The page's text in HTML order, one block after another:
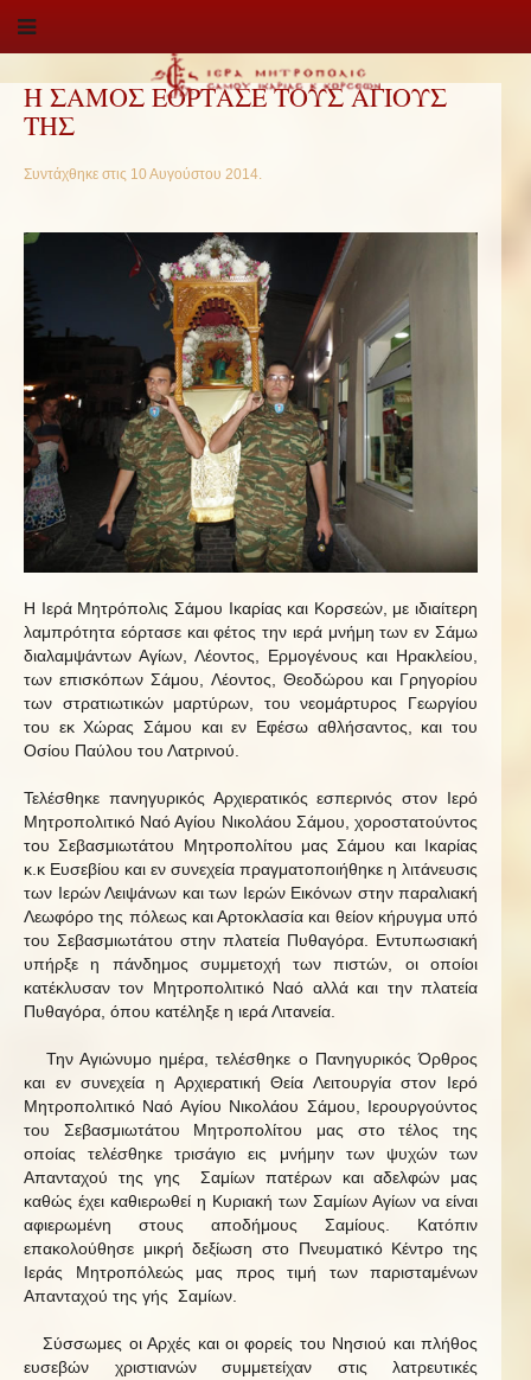
Η ΣΑΜΟΣ ΕΟΡΤΑΣΕ ΤΟΥΣ ΑΓΙΟΥΣ
ΤΗΣ
Συντάχθηκε στις 10 Αυγούστου 2014.
Η Ιερά Μητρόπολις Σάμου Ικαρίας και Κορσεών, με ιδιαίτερη
λαμπρότητα εόρτασε και φέτος την ιερά μνήμη των εν Σάμω
διαλαμψάντων Αγίων, Λέοντος, Ερμογένους και Ηρακλείου,
των επισκόπων Σάμου, Λέοντος, Θεοδώρου και Γρηγορίου
των στρατιωτικών μαρτύρων, του νεομάρτυρος Γεωργίου
του εκ Χώρας Σάμου και εν Εφέσω αθλήσαντος, και του
Οσίου Παύλου του Λατρινού.
Τελέσθηκε πανηγυρικός Αρχιερατικός εσπερινός στον Ιερό
Μητροπολιτικό Ναό Αγίου Νικολάου Σάμου, χοροστατούντος
του Σεβασμιωτάτου Μητροπολίτου μας Σάμου και Ικαρίας
κ.κ Ευσεβίου και εν συνεχεία πραγματοποιήθηκε η λιτάνευσις
των Ιερών Λειψάνων και των Ιερών Εικόνων στην παραλιακή
Λεωφόρο της πόλεως και Αρτοκλασία και θείον κήρυγμα υπό
του Σεβασμιωτάτου στην πλατεία Πυθαγόρα. Εντυπωσιακή
υπήρξε η πάνδημος συμμετοχή των πιστών, οι οποίοι
κατέκλυσαν τον Μητροπολιτικό Ναό αλλά και την πλατεία
Πυθαγόρα, όπου κατέληξε η ιερά Λιτανεία.
Την Αγιώνυμο ημέρα, τελέσθηκε ο Πανηγυρικός Όρθρος
και εν συνεχεία η Αρχιερατική Θεία Λειτουργία στον Ιερό
Μητροπολιτικό Ναό Αγίου Νικολάου Σάμου, Ιερουργούντος
του Σεβασμιωτάτου Μητροπολίτου μας στο τέλος της
οποίας τελέσθηκε τρισάγιο εις μνήμην των ψυχών των
Απανταχού της γης Σαμίων πατέρων και αδελφών μας
καθώς έχει καθιερωθεί η Κυριακή των Σαμίων Αγίων να είναι
αφιερωμένη στους αποδήμους Σαμίους. Κατόπιν
επακολούθησε μικρή δεξίωση στο Πνευματικό Κέντρο της
Ιεράς Μητροπόλεώς μας προς τιμή των παρισταμένων
Απανταχού της γής Σαμίων.
Σύσσωμες οι Αρχές και οι φορείς του Νησιού και πλήθος
ευσεβών χριστιανών συμμετείχαν στις λατρευτικές